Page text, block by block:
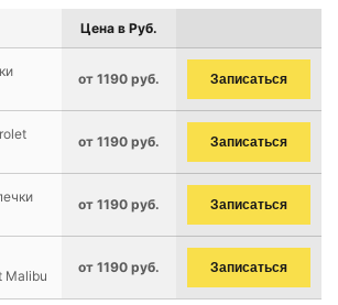
Цена в Руб.
от 1190 руб. Записаться
от 1190 руб. Записаться
от 1190 руб. Записаться
Malibu
от 1190 руб. Записаться